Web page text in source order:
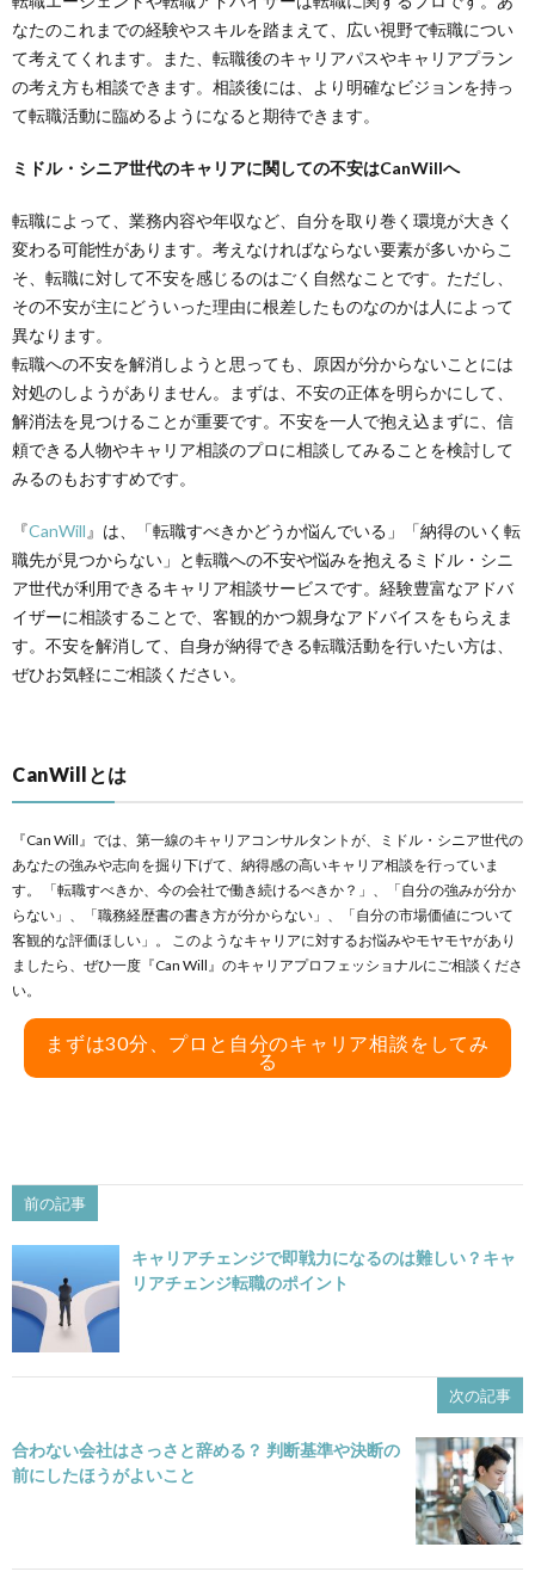
なたのこれまでの経験やスキルを踏まえて、広い視野で転職につい
て考えてくれます。また、転職後のキャリアパスやキャリアプラン
の考え方も相談できます。相談後には、より明確なビジョンを持っ
て転職活動に臨めるようになると期待できます。
ミドル・シニア世代のキャリアに関しての不安はCanWillへ
転職によって、業務内容や年収など、自分を取り巻く環境が大きく
変わる可能性があります。考えなければならない要素が多いからこ
そ、転職に対して不安を感じるのはごく自然なことです。ただし、
その不安が主にどういった理由に根差したものなのかは人によって
異なります。
転職への不安を解消しようと思っても、原因が分からないことには
対処のしようがありません。まずは、不安の正体を明らかにして、
解消法を見つけることが重要です。不安を一人で抱え込まずに、信
頼できる人物やキャリア相談のプロに相談してみることを検討して
みるのもおすすめです。
『CanWill 』は、「転職すべきかどうか悩んでいる」「納得のいく転
職先が見つからない」と転職への不安や悩みを抱えるミドル・シニ
ア世代が利用できるキャリア相談サービスです。経験豊富なアドバ
イザーに相談することで、客観的かつ親身なアドバイスをもらえま
す。不安を解消して、自身が納得できる転職活動を行いたい方は、
ぜひお気軽にご相談ください。
CanWillとは
『Can Will』では、第一線のキャリアコンサルタントが、ミドル・シニア世代の
あなたの強みや志向を掘り下げて、納得感の高いキャリア相談を行っていま
す。 「転職すべきか、今の会社で働き続けるべきか？」、「自分の強みが分か
らない」、「職務経歴書の書き方が分からない」、「自分の市場価値について
客観的な評価ほしい」。 このようなキャリアに対するお悩みやモヤモヤがあり
ましたら、ぜひ一度『Can Will』のキャリアプロフェッショナルにご相談くださ
い。
まずは30分、プロと自分のキャリア相談をしてみ
る
前の記事
キャリアチェンジで即戦力になるのは難しい？キャ
リアチェンジ転職のポイント
次の記事
合わない会社はさっさと辞める？ 判断基準や決断の
前にしたほうがよいこと